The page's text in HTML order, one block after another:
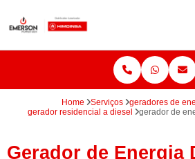
Home Serviços
geradores de
gerador residencial a diesel
gerador de
Gerador de Energia